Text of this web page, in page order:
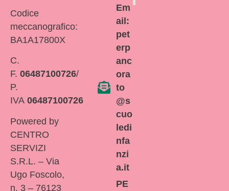
Codice
meccanografico:
BA1A17800X
C.
F. 06487100726/
P.
IVA 06487100726
Powered by
CENTRO
SERVIZI
S.R.L. – Via
Ugo Foscolo,
n. 3 – 76123
Em
ail:
pet
erp
anc
ora
to
@s
cuo
ledi
nfa
nzi
a.it
PE